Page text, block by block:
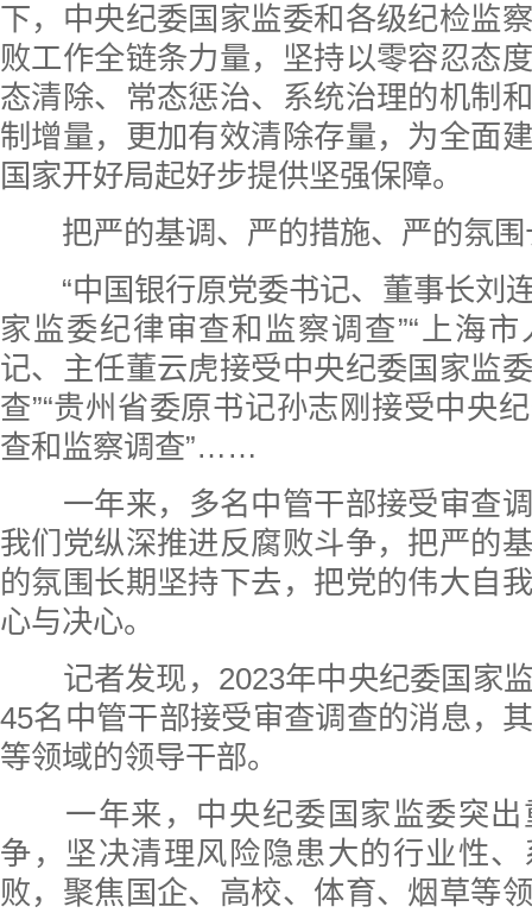
下，中央纪委国家监委和各级纪检监
败工作全链条力量，坚持以零容忍态
态清除、常态惩治、系统治理的机制
制增量，更加有效清除存量，为全面
国家开好局起好步提供坚强保障。
把严的基调、严的措施、严的氛
“中国银行原党委书记、董事长刘
家监委纪律审查和监察调查”“上海
记、主任董云虎接受中央纪委国家监
查”“贵州省委原书记孙志刚接受中央
查和监察调查”……
一年来，多名中管干部接受审查
我们党纵深推进反腐败斗争，把严的
的氛围长期坚持下去，把党的伟大自
心与决心。
记者发现，2023年中央纪委国家
45名中管干部接受审查调查的消息，
等领域的领导干部。
一年来，中央纪委国家监委突
争，坚决清理风险隐患大的行业性
败，聚焦国企、高校、体育、烟草等